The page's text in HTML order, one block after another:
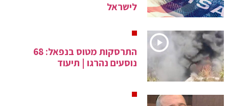
לישראל
התרסקות מטוס בנפאל: 68
נוסעים נהרגו | תיעוד